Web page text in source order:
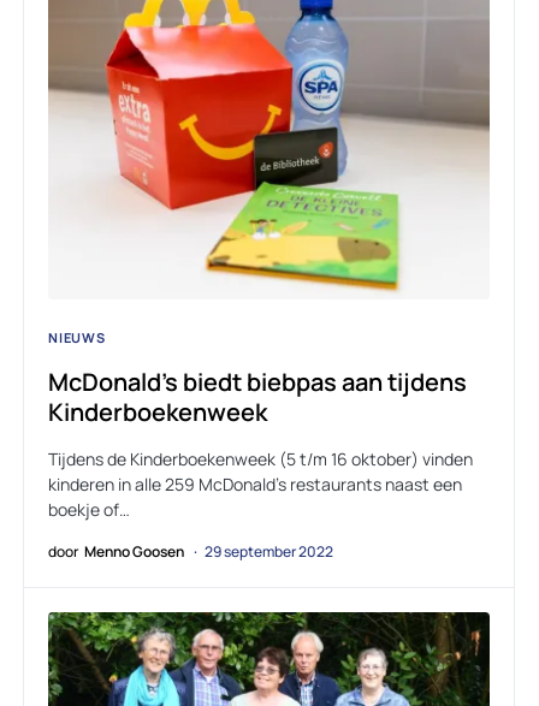
NIEUWS
McDonald’s biedt biebpas aan tijdens
Kinderboekenweek
Tijdens de Kinderboekenweek (5 t/m 16 oktober) vinden
kinderen in alle 259 McDonald’s restaurants naast een
boekje of…
door Menno Goosen 29 september 2022